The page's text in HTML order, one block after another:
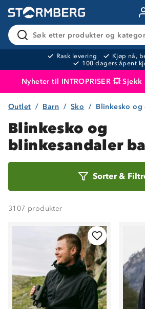
Søk etter produkter og
Rask levering
Kjøp nå,
100 dagers åpent
Nyheter til INTROPRISER 💥
Produktet er lagt i
Outlet Barn Sko Blinkesko og
Blinkesko og
blinkesandaler
Sorter&
3107 produkter